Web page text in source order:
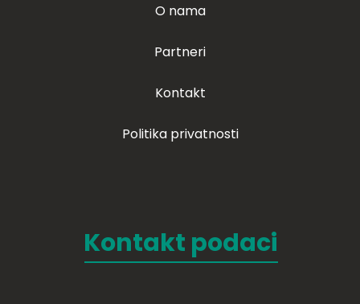
O nama
Partneri
Kontakt
Politika privatnosti
Kontakt podaci